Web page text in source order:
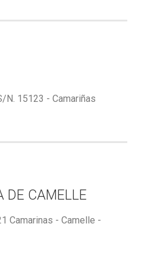
N. 15123 - Camariñas
DE CAMELLE
Camarinas - Camelle -